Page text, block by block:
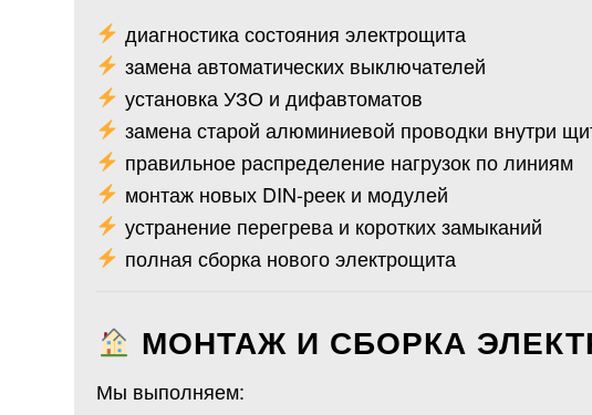
диагностика состояния электрощита
замена автоматических выключателей
установка УЗО и дифавтоматов
замена старой алюминиевой проводки внутри
правильное распределение нагрузок по линиям
монтаж новых DIN-реек и модулей
устранение перегрева и коротких замыканий
полная сборка нового электрощита
МОНТАЖ И СБОРКА
Мы выполняем: